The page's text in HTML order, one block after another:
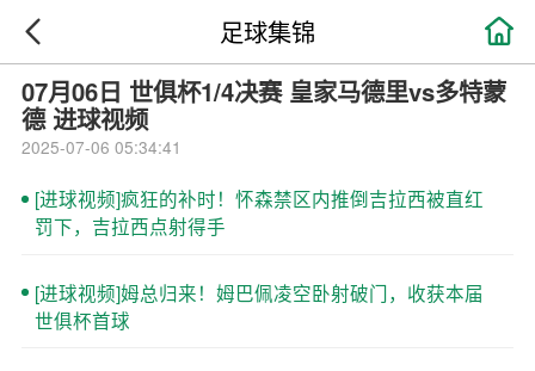

足球集锦
07月06日 世俱杯1/4决赛 皇家马德里vs多特蒙
德 进球视频
2025-07-06 05:34:41
[进球视频]疯狂的补时！怀森禁区内推倒吉拉西被直红
罚下，吉拉西点射得手
[进球视频]姆总归来！姆巴佩凌空卧射破门，收获本届
世俱杯首球